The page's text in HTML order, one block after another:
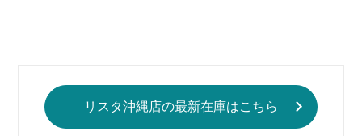
リスタ沖縄店の最新在庫はこちら